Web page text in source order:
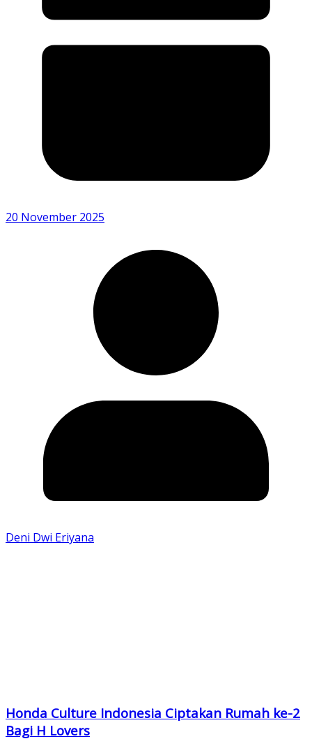
20 November 2025
Deni Dwi Eriyana
Honda Culture Indonesia Ciptakan Rumah ke-2
Bagi H Lovers